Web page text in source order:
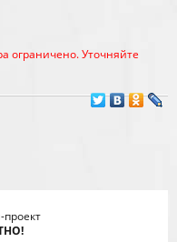
ограничено. Уточняйте